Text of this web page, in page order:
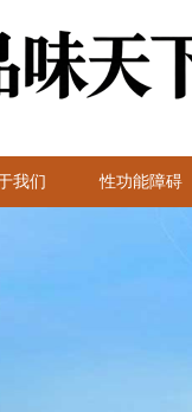
我们 性功能障碍